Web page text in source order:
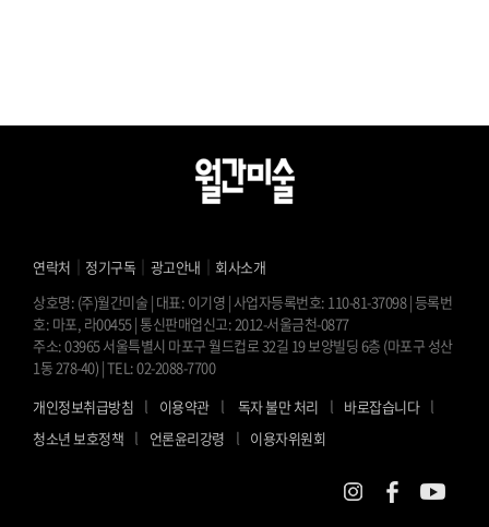
연락처 정기구독 광고안내
회사소개
상호명: (주)월간미술 | 대표: 이기영 | 사업자등록번호: 110-81-37098 | 등록번
호: 마포, 라00455 | 통신판매업신고: 2012-서울금천-0877
주소: 03965 서울특별시 마포구 월드컵로 32길 19 보양빌딩 6층 (마포구 성산
1동 278-40) | TEL: 02-2088-7700
개인정보취급방침 l 이용약관 l 독자 불만 처리 l 바로잡습니다 l
청소년 보호정책 l 언론윤리강령 l 이용자위원회